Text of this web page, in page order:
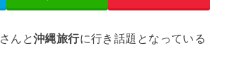
さんと沖縄旅行に行き話題となっている